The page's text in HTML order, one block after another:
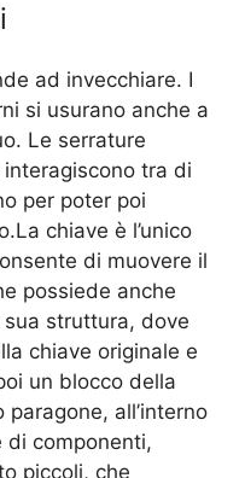
ad invecchiare. I
si usurano anche a
Le serrature
tra di
per poter poi
chiave è l’unico
di muovere il
possiede anche
struttura, dove
chiave originale e
un blocco della
all’interno
di componenti,
piccoli, che